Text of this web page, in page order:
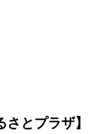
とプラザ】